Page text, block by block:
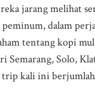
jarang melihat
peminum, dalam
tentang kopi
Semarang, Solo,
trip kali ini